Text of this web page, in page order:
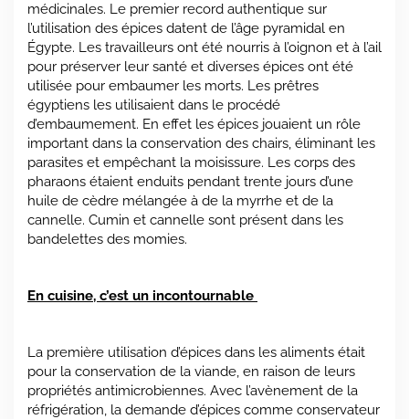
médicinales. Le premier record authentique sur
l’utilisation des épices datent de l’âge pyramidal en
Égypte. Les travailleurs ont été nourris à l’oignon et à l’ail
pour préserver leur santé et diverses épices ont été
utilisée pour embaumer les morts. Les prêtres
égyptiens les utilisaient dans le procédé
d’embaumement. En effet les épices jouaient un rôle
important dans la conservation des chairs, éliminant les
parasites et empêchant la moisissure. Les corps des
pharaons étaient enduits pendant trente jours d’une
huile de cèdre mélangée à de la myrrhe et de la
cannelle. Cumin et cannelle sont présent dans les
bandelettes des momies.
En cuisine, c’est un incontournable
La première utilisation d’épices dans les aliments était
pour la conservation de la viande, en raison de leurs
propriétés antimicrobiennes. Avec l’avènement de la
réfrigération, la demande d’épices comme conservateur